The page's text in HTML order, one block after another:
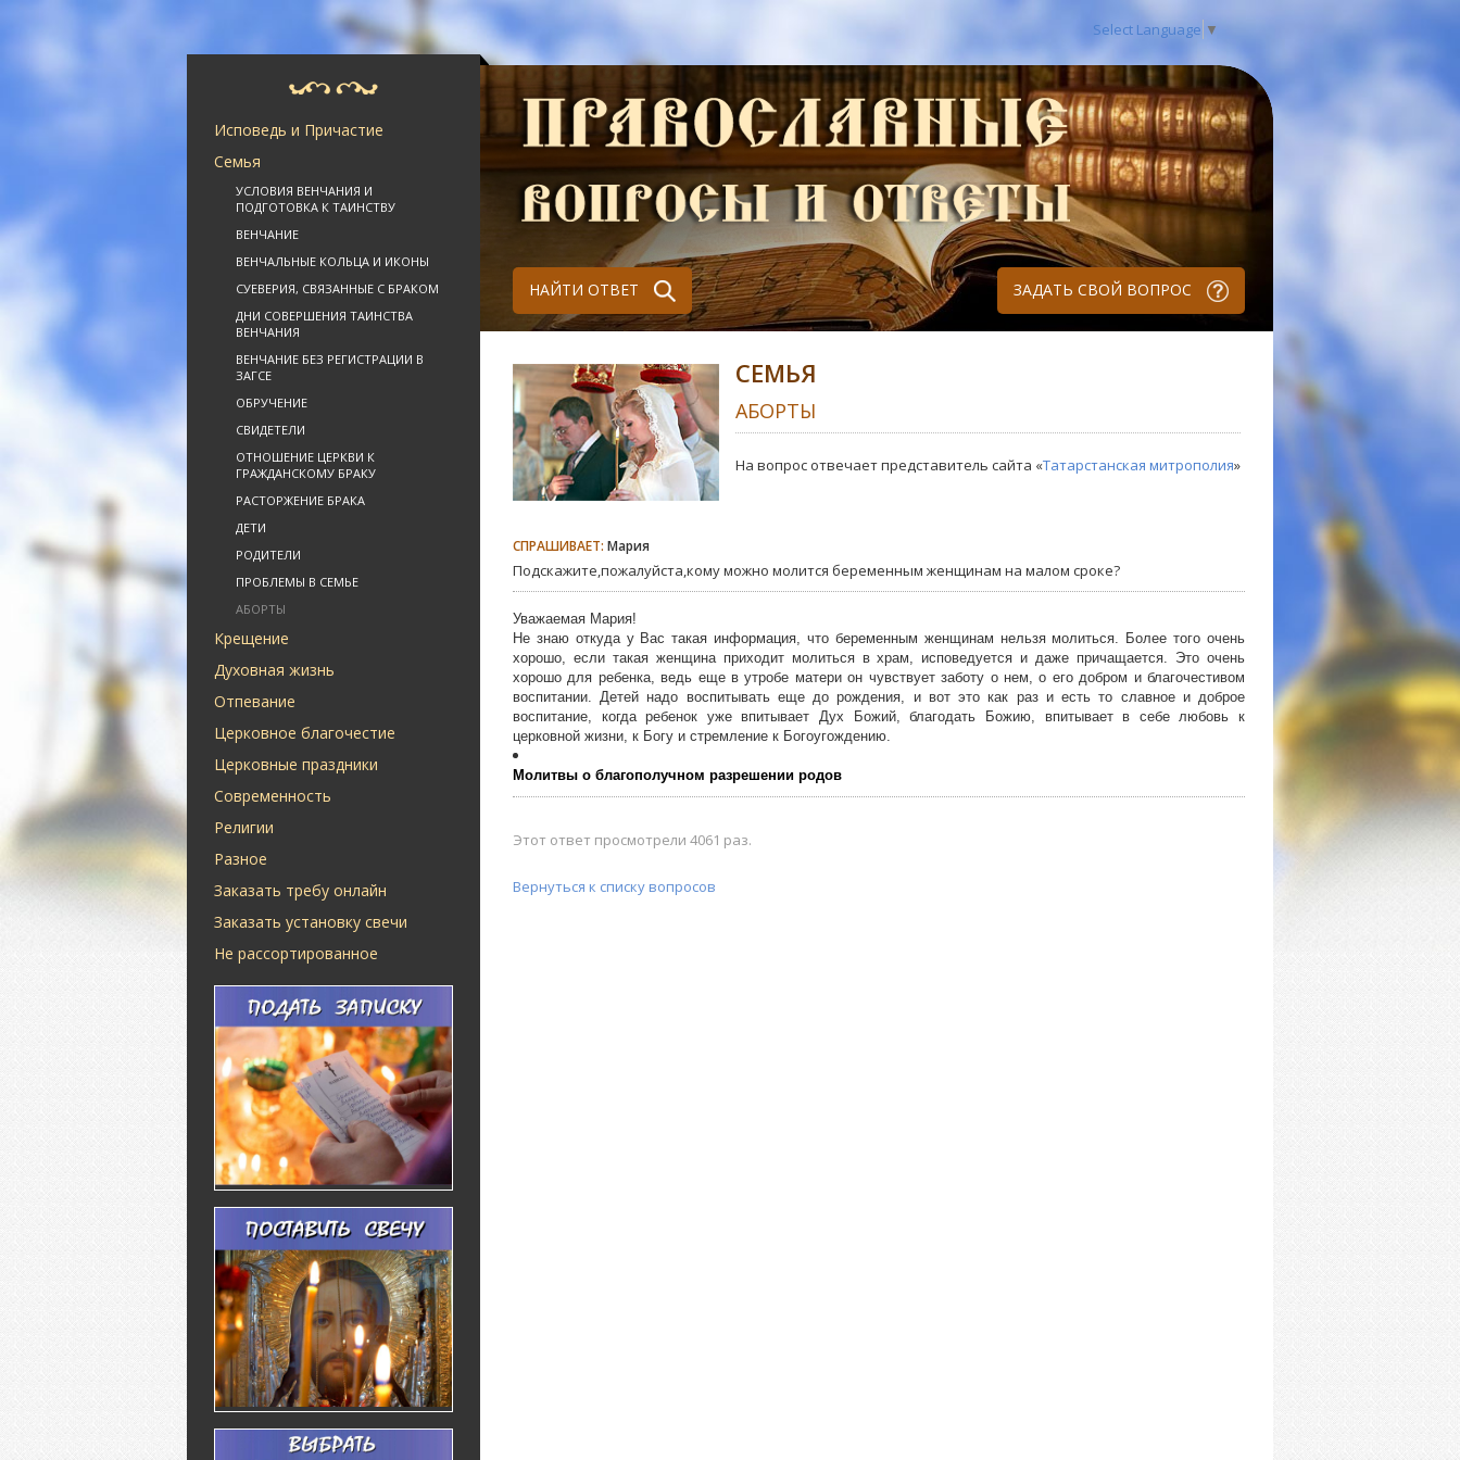
Select Language ▼
Исповедь и Причастие
Семья
УСЛОВИЯ ВЕНЧАНИЯ И
ПОДГОТОВКА К ТАИНСТВУ
ВЕНЧАНИЕ
ВЕНЧАЛЬНЫЕ КОЛЬЦА И ИКОНЫ
СУЕВЕРИЯ, СВЯЗАННЫЕ С БРАКОМ
ДНИ СОВЕРШЕНИЯ ТАИНСТВА
ВЕНЧАНИЯ
ВЕНЧАНИЕ БЕЗ РЕГИСТРАЦИИ В
ЗАГСЕ
ОБРУЧЕНИЕ
СВИДЕТЕЛИ
ОТНОШЕНИЕ ЦЕРКВИ К
ГРАЖДАНСКОМУ БРАКУ
РАСТОРЖЕНИЕ БРАКА
ДЕТИ
РОДИТЕЛИ
ПРОБЛЕМЫ В СЕМЬЕ
АБОРТЫ
Крещение
Духовная жизнь
Отпевание
Церковное благочестие
Церковные праздники
Современность
Религии
Разное
Заказать требу онлайн
Заказать установку свечи
Не рассортированное
НАЙТИ ОТВЕТ ЗАДАТЬ СВОЙ ВОПРОС
СЕМЬЯ
АБОРТЫ
На вопрос отвечает представитель сайта «Татарстанская митрополия»
СПРАШИВАЕТ: Мария
Подскажите,пожалуйста,кому можно молится беременным женщинам на малом сроке?
Уважаемая Мария!
Не знаю откуда у Вас такая информация, что беременным женщинам нельзя молиться. Более того очень
хорошо, если такая женщина приходит молиться в храм, исповедуется и даже причащается. Это очень
хорошо для ребенка, ведь еще в утробе матери он чувствует заботу о нем, о его добром и благочестивом
воспитании. Детей надо воспитывать еще до рождения, и вот это как раз и есть то славное и доброе
воспитание, когда ребенок уже впитывает Дух Божий, благодать Божию, впитывает в себе любовь к
церковной жизни, к Богу и стремление к Богоугождению.
Молитвы о благополучном разрешении родов
Этот ответ просмотрели 4061 раз.
Вернуться к списку вопросов